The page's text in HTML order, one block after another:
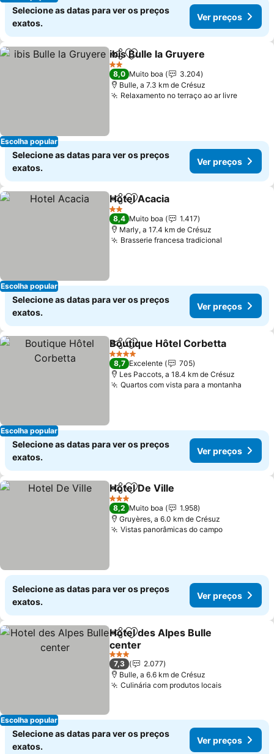
Selecione as datas para ver os preços
exatos.
Ver preços
Escolha popular
PartilharAdicionar aos favoritos
ibis Bulle la Gruyere
2 Estrelas
8,0 Muito boa
3.204
Bulle, a 7.3 km de Crésuz
Relaxamento no terraço ao ar livreVer
Selecione as datas para ver os preços
exatos.
Ver preços
Escolha popular
PartilharAdicionar aos favoritos
Hotel Acacia
2 Estrelas
8,4 Muito boa
1.417
Marly, a 17.4 km de Crésuz
Brasserie francesa tradicional
Selecione as datas para ver os preços
exatos.
Ver preços
Escolha popular
PartilharAdicionar aos favoritos
Boutique Hôtel Corbetta
4 Estrelas
8,7 Excelente
705
Les Paccots, a 18.4 km de Crésuz
Quartos com vista para a montanha
Selecione as datas para ver os preços
exatos.
Ver preços
PartilharAdicionar aos favoritos
Hotel De Ville
3 Estrelas
8,2 Muito boa
1.958
Gruyères, a 6.0 km de Crésuz
Vistas panorâmicas do campoVer preços
Selecione as datas para ver os preços
exatos.
Ver preços
Escolha popular
PartilharAdicionar aos favoritos
Hotel des Alpes Bulle
center
Ver preços
3 Estrelas
7,3
2.077
Bulle, a 6.6 km de Crésuz
Culinária com produtos locaisVer preços
Selecione as datas para ver os preços
exatos.
Ver preços